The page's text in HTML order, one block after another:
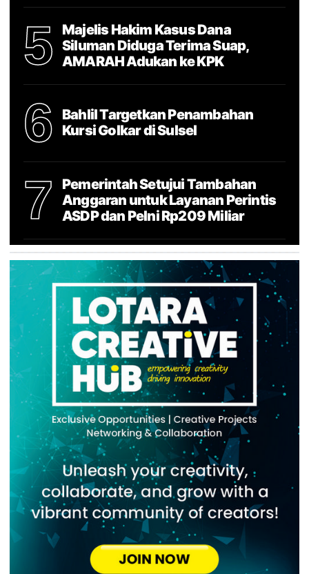
5
Majelis Hakim Kasus Dana
Siluman Diduga Terima Suap,
AMARAH Adukan ke KPK
6
Bahlil Targetkan Penambahan
Kursi Golkar di Sulsel
7
Pemerintah Setujui Tambahan
Anggaran untuk Layanan Perintis
ASDP dan Pelni Rp209 Miliar